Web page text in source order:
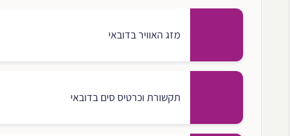
מזג האוויר בדובאי
תקשורת וכרטיס סים בדובאי